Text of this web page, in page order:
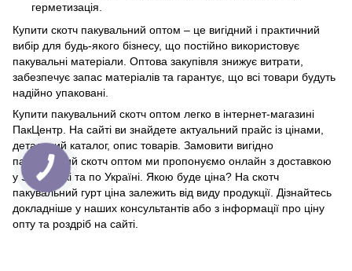
герметизація.
Купити скотч пакувальний оптом – це вигідний і практичний
вибір для будь-якого бізнесу, що постійно використовує
пакувальні матеріали. Оптова закупівля знижує витрати,
забезпечує запас матеріалів та гарантує, що всі товари будуть
надійно упаковані.
Купити пакувальний скотч оптом легко в інтернет-магазині
ПакЦентр. На сайті ви знайдете актуальний прайс із цінами,
детальний каталог, опис товарів. Замовити вигідно
пакувальний скотч оптом ми пропонуємо онлайн з доставкою
у Запоріжжі та по Україні. Якою буде ціна? На скотч
пакувальний гурт ціна залежить від виду продукції. Дізнайтесь
докладніше у наших консультантів або з інформації про ціну
опту та роздріб на сайті.